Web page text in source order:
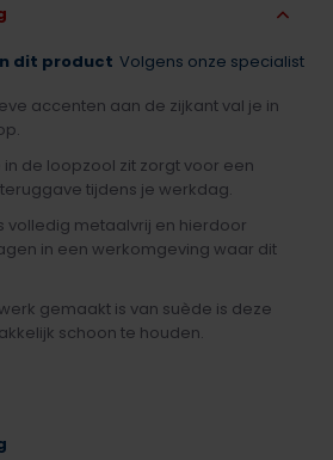
dit product Volgens onze specialist
accenten aan de zijkant val je in
in de loopzool zit zorgt voor een
tijdens je werkdag.
volledig metaalvrij en hierdoor
in een werkomgeving waar dit
gemaakt is van suède is deze
schoon te houden.